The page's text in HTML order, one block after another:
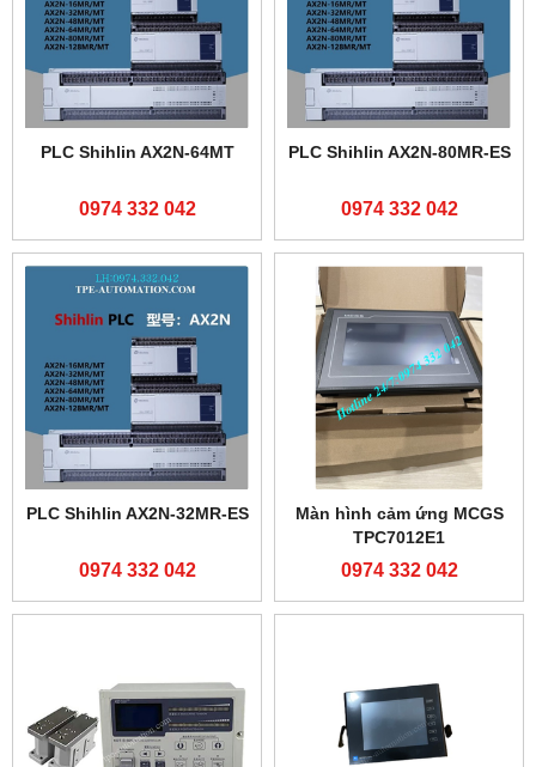
PLC Shihlin AX2N-64MT
0974 332 042
PLC Shihlin AX2N-80MR-ES
0974 332 042
PLC Shihlin AX2N-32MR-ES
0974 332 042
Màn hình cảm ứng MCGS
TPC7012E1
0974 332 042